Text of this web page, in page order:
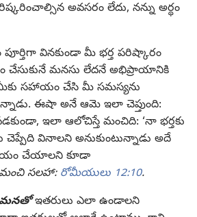
అవసరం లేదు, నన్ను అర్థం
వినకుండా మీ భర్త పరిష్కారం
చేసుకునే మనసు లేదనే అభిప్రాయానికి
సహాయం చేసి మీ సమస్యను
ఈషా అనే ఆమె ఇలా చెప్తుంది:
ఇలా ఆలోచిస్తే మంచిది: ‘నా భర్తకు
చెప్పేది వినాలని అనుకుంటున్నాడు అదే
చేయాలని కూడా
మంచి సలహా: రోమీయులు 12:10.
మనతోఇతరులు ఎలా ఉండాలని